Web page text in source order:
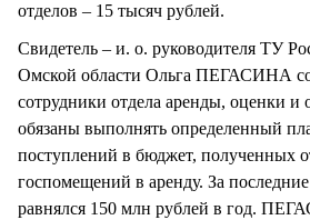
отделов – 15 тысяч рублей.
Свидетель – и. о. руководителя ТУ
Омской области Ольга ПЕГАСИНА
сотрудники отдела аренды, оценки и
обязаны выполнять определенный
поступлений в бюджет, полученных
госпомещений в аренду. За
равнялся 150 млн рублей в год.